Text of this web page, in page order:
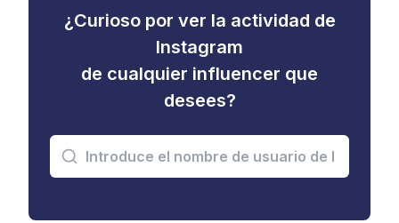
¿Curioso por ver la actividad de
Instagram
de cualquier influencer que
desees?